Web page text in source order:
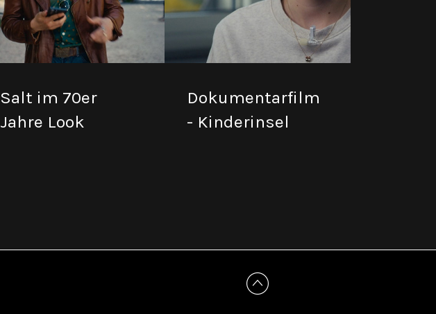
Salt im 70er
Jahre Look
Dokumentarfilm
- Kinderinsel